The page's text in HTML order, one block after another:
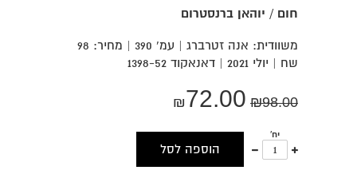
חום / יוהאן ברנסטרום
משוודית: אנה זטרברג | עמ' 390 | מחיר: 98
שח | יולי 2021 | דאנאקוד 1398-52
₪98.00
₪72.00
יח'
עוד
אחד
הוספה לסל